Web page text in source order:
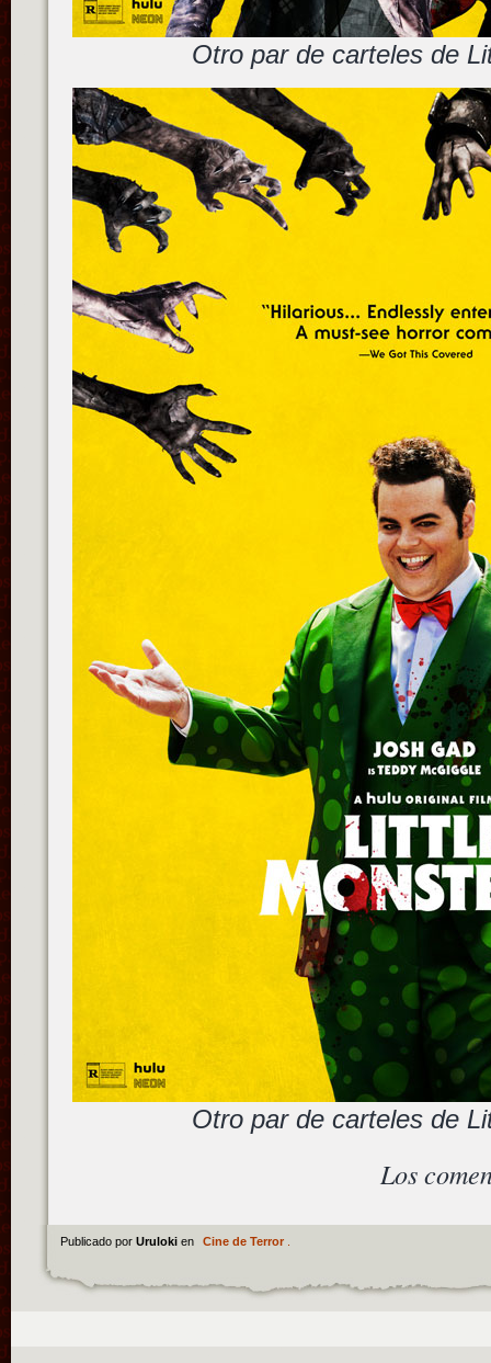
Otro par de carteles de
Otro par de carteles de
Los
Publicado por Uruloki en Cine de Terror.